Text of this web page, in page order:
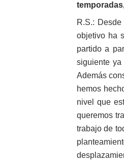
R.S.:
objetivo ha
partido a
siguiente
Además
hemos
nivel que
queremos
trabajo de